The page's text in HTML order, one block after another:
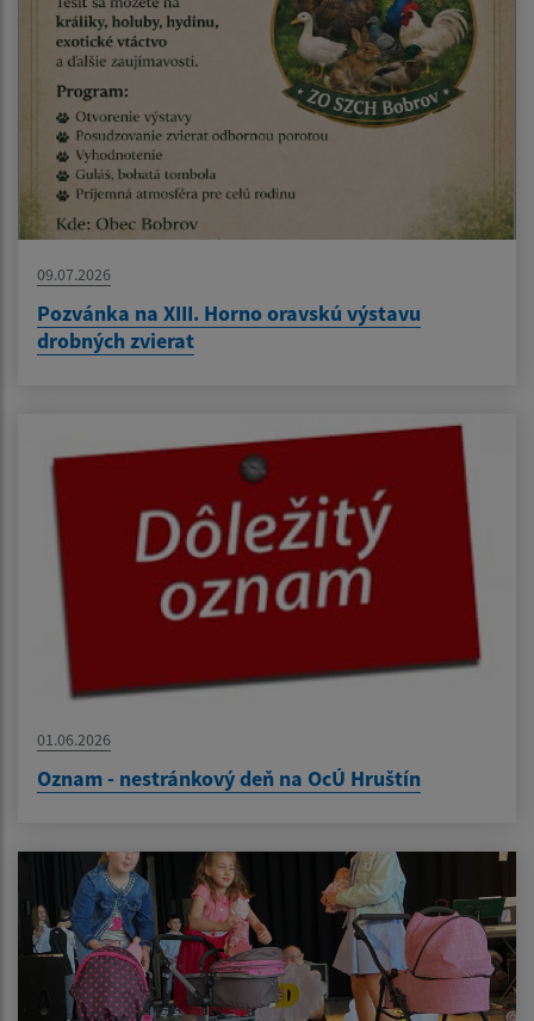
09.07.2026
Pozvánka na XIII. Horno oravskú výstavu
drobných zvierat
01.06.2026
Oznam - nestránkový deň na OcÚ Hruštín